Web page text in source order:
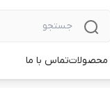
تماس با ما